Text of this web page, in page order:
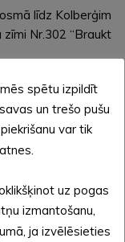
līdz Kolberģim
Nr.302 “Braukt
būs
V400
un P41
satiksmes
sagatavošanas un
sekos.
spētu izpildīt
un trešo pušu
var tik
uz pogas
izmantošanu,
ja izvēlēsieties